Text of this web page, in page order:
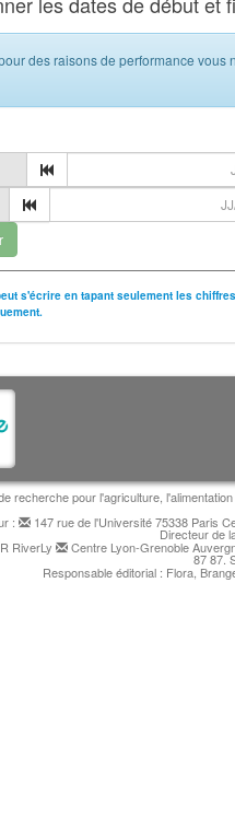
des raisons de performance
s'écrire en tapant seulement les
recherche pour l'agriculture,
:
147 rue de l'Université 75338 Paris
Directeur de
RiverLy Centre Lyon-Grenoble
87 87.
Responsable éditorial : Flora,